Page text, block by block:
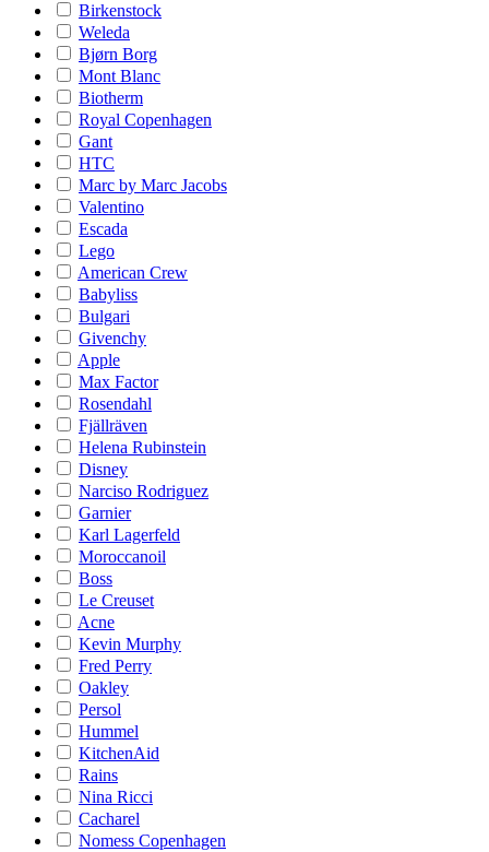
Birkenstock
Weleda
Bjørn Borg
Mont Blanc
Biotherm
Royal Copenhagen
Gant
HTC
Marc by Marc Jacobs
Valentino
Escada
Lego
American Crew
Babyliss
Bulgari
Givenchy
Apple
Max Factor
Rosendahl
Fjällräven
Helena Rubinstein
Disney
Narciso Rodriguez
Garnier
Karl Lagerfeld
Moroccanoil
Boss
Le Creuset
Acne
Kevin Murphy
Fred Perry
Oakley
Persol
Hummel
KitchenAid
Rains
Nina Ricci
Cacharel
Nomess Copenhagen